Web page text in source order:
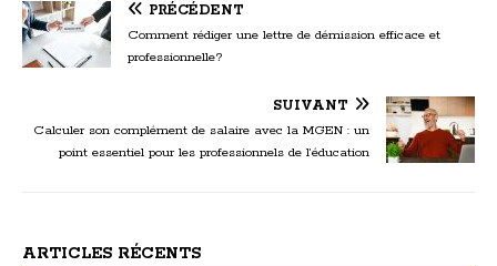
PRÉCÉDENT
Comment rédiger une lettre de démission efficace et
professionnelle?
SUIVANT
Calculer son complément de salaire avec la MGEN : un
point essentiel pour les professionnels de l’éducation
ARTICLES RÉCENTS